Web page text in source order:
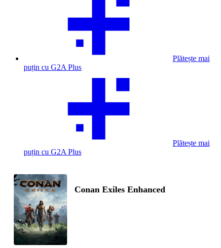
Plătește mai
puțin cu G2A Plus
Plătește mai
puțin cu G2A Plus
Conan Exiles Enhanced